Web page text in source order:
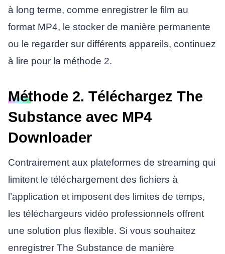
à long terme, comme enregistrer le film au
format MP4, le stocker de manière permanente
ou le regarder sur différents appareils, continuez
à lire pour la méthode 2.
Méthode 2. Téléchargez The
Substance avec MP4
Downloader
Contrairement aux plateformes de streaming qui
limitent le téléchargement des fichiers à
l’application et imposent des limites de temps,
les téléchargeurs vidéo professionnels offrent
une solution plus flexible. Si vous souhaitez
enregistrer The Substance de manière